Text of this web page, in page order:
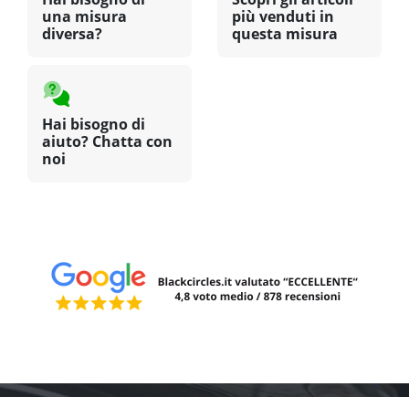
una misura
diversa?
più venduti in
questa misura
Hai bisogno di
aiuto? Chatta con
noi